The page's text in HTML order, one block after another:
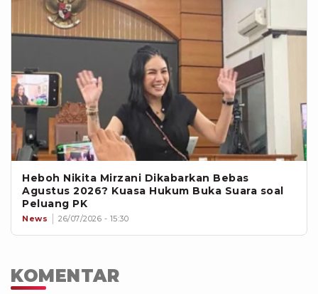
Heboh Nikita Mirzani Dikabarkan Bebas
Agustus 2026? Kuasa Hukum Buka Suara soal
Peluang PK
News 26/07/2026 - 15:30
KOMENTAR